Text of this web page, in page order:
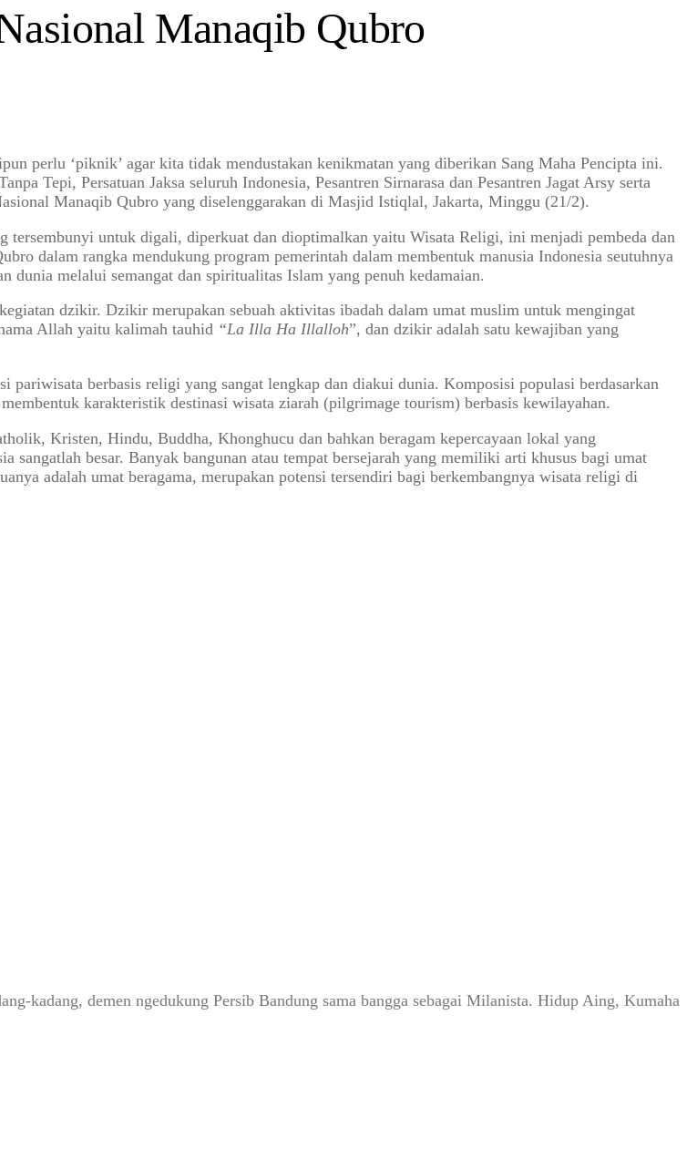
Manaqib Qubro
perlu ‘piknik’ agar kita tidak mendustakan kenikmatan yang diberikan Sang Maha Pencipta ini.
Tepi, Persatuan Jaksa seluruh Indonesia, Pesantren Sirnarasa dan Pesantren Jagat Arsy serta
Manaqib Qubro yang diselenggarakan di Masjid Istiqlal, Jakarta, Minggu (21/2).
tersembunyi untuk digali, diperkuat dan dioptimalkan yaitu Wisata Religi, ini menjadi pembeda dan
dalam rangka mendukung program pemerintah dalam membentuk manusia Indonesia seutuhnya
dunia melalui semangat dan spiritualitas Islam yang penuh kedamaian.
dzikir. Dzikir merupakan sebuah aktivitas ibadah dalam umat muslim untuk mengingat
Allah yaitu kalimah tauhid “La Illa Ha Illalloh”, dan dzikir adalah satu kewajiban yang
berbasis religi yang sangat lengkap dan diakui dunia. Komposisi populasi berdasarkan
karakteristik destinasi wisata ziarah (pilgrimage tourism) berbasis kewilayahan.
Kristen, Hindu, Buddha, Khonghucu dan bahkan beragam kepercayaan lokal yang
besar. Banyak bangunan atau tempat bersejarah yang memiliki arti khusus bagi umat
adalah umat beragama, merupakan potensi tersendiri bagi berkembangnya wisata religi di
kadang, demen ngedukung Persib Bandung sama bangga sebagai Milanista. Hidup Aing, Kumaha